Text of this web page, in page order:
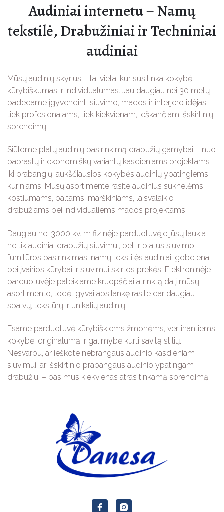
Audiniai internetu – Namų
tekstilė, Drabužiniai ir Techniniai
audiniai
Mūsų audinių skyrius – tai vieta, kur susitinka kokybė,
kūrybiškumas ir individualumas. Jau daugiau nei 30 metų
padedame įgyvendinti siuvimo, mados ir interjero idėjas
tiek profesionalams, tiek kiekvienam, ieškančiam išskirtinių
sprendimų.
Siūlome platų audinių pasirinkimą drabužių gamybai – nuo
paprastų ir ekonomiškų variantų kasdieniams projektams
iki prabangių, aukščiausios kokybės audinių ypatingiems
kūriniams. Mūsų asortimente rasite audinius suknelėms,
kostiumams, paltams, marškiniams, laisvalaikio
drabužiams bei individualiems mados projektams.
Daugiau nei 3000 kv. m fizinėje parduotuvėje jūsų laukia
ne tik audiniai drabužių siuvimui, bet ir platus siuvimo
furnitūros pasirinkimas, namų tekstilės audiniai, gobelenai
bei įvairios kūrybai ir siuvimui skirtos prekės. Elektroninėje
parduotuvėje pateikiame kruopščiai atrinktą dalį mūsų
asortimento, todėl gyvai apsilankę rasite dar daugiau
spalvų, tekstūrų ir unikalių audinių.
Esame parduotuvė kūrybiškiems žmonėms, vertinantiems
kokybę, originalumą ir galimybę kurti savitą stilių.
Nesvarbu, ar ieškote nebrangaus audinio kasdieniam
siuvimui, ar išskirtinio prabangaus audinio ypatingam
drabužiui – pas mus kiekvienas atras tinkamą sprendimą.